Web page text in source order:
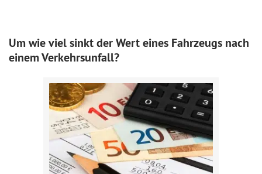
Um wie viel sinkt der Wert eines Fahrzeugs nach
einem Verkehrsunfall?